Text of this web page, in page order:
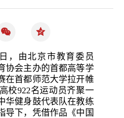
，由北京市教育委员
协会主办的首都高等学
在首都师范大学拉开帷
校922名运动员齐聚一
华健身鼓代表队在教练
导下，凭借作品《中国